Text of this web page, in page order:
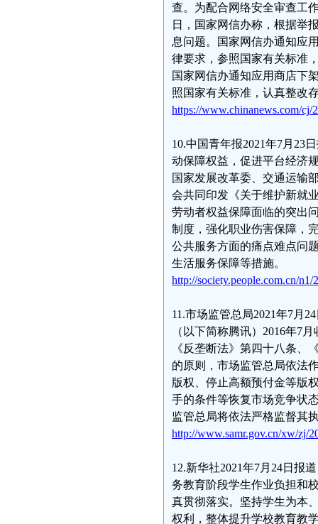
查。为配合网络安全审查工
日，国家网信办称，根据举
息问题。国家网信办通知应
律要求，参照国家有关标准
国家网信办通知应用商店下
照国家有关标准，认真整改
https://www.chinanews.com/cj/
10.中国青年报2021年7月23
动保障权益，促进平台经济
国家发展改革委、交通运输
会共同印发《关于维护新就
劳动者权益保障面临的突出
制度，强化职业伤害保障，
公共服务方面的痛点难点问
生活服务保障等措施。
http://society.people.com.cn/
11.市场监管总局2021年7月
（以下简称腾讯）2016年7
《反垄断法》第四十八条、
的原则，市场监管总局依法
版权、停止高额预付金等版
手的条件等恢复市场竞争状
监管总局将依法严格监督其
http://www.samr.gov.cn/xw/zj/
12.新华社2021年7月24日报
务教育阶段学生作业负担和
真贯彻落实。坚持学生为本
权利，整体提升学校教育教